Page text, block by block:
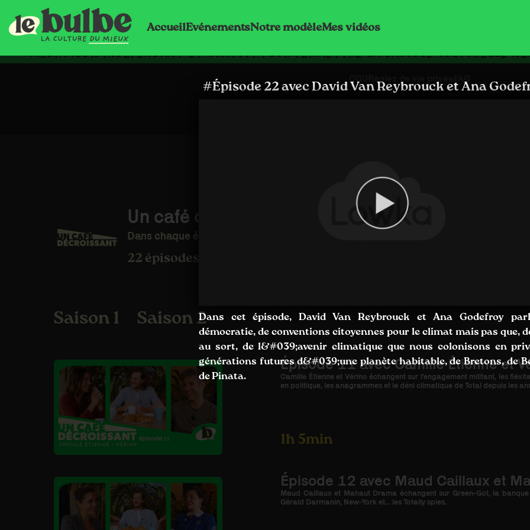
AccueilEvénementsNotre modèleMes vidéos
#Épisode 22 avec David Van Reybrouck et Ana
Dans cet épisode, David Van Reybrouck et Ana Godefroy
démocratie, de conventions citoyennes pour le climat mais pas que,
au sort, de l&#039;avenir climatique que nous colonisons en
générations futures d&#039;une planète habitable, de Bretons, de
de Pinata.
Un café décroissant
Dans chaque épisode Matthieu Brillard reçoit un.e expert.e et un.e humoriste pour
22 épisodes
Saison 1 Saison 2
Épisode 11 avec Camille Étienne et
Camille Étienne et Vérino échangent sur l'engagement militant, les
en politique, les anagrammes et le déni climatique de Total depuis les
1h 5min
Épisode 12 avec Maud Caillaux et
Maud Caillaux et Mahaut Drama échangent sur Green-Got, la
Gérald Darmanin, New-York et... les Totally spies.
MÉDIA 100% INDÉPENDANT ET GRATUIT POUR PERMETTRE LA BASCULE CULTURELLE